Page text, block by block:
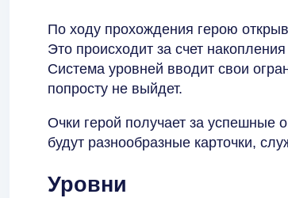
По ходу прохождения герою
Это происходит за счет
Система уровней вводит свои
попросту не выйдет.
Очки герой получает за успешные
будут разнообразные карточки,
Уровни